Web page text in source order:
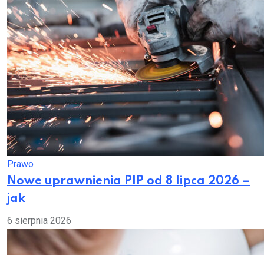
Prawo
Nowe uprawnienia PIP od 8 lipca 2026 –
jak
6 sierpnia 2026